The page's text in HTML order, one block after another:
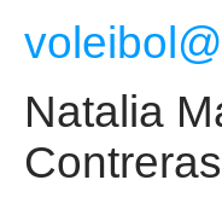
Natalia